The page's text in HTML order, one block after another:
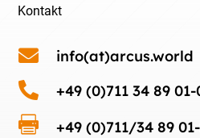
Kontakt
 info(at)arcus.world
 +49 (0)711 34 89 01-
 +49 (0)711/34 89